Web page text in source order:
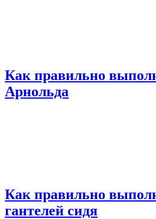
Как правильно
Арнольда
Как правильно
гантелей сидя